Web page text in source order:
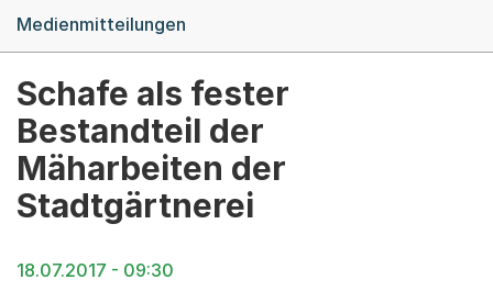
Medienmitteilungen
Schafe als fester
Bestandteil der
Mäharbeiten der
Stadtgärtnerei
18.07.2017 - 09:30